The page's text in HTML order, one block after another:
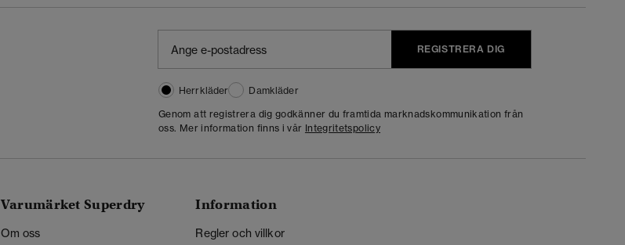
REGISTRERA DIG
Herrkläder
Damkläder
Genom att registrera dig godkänner du framtida marknadskommunikation från
oss. Mer information finns i vår Integritetspolicy
Varumärket Superdry
Om oss
Information
Regler och villkor